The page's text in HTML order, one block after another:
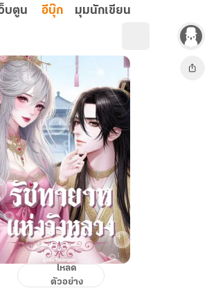
บตูน อีบุ๊ก มุมนักเขียน
รัชทายาท
โหลด
ตัวอย่าง